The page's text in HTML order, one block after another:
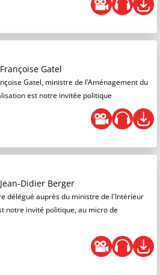
Gatel
Gatel, ministre de l’Aménagement du
est notre invitée politique
Didier Berger
délégué auprès du ministre de l'Intérieur
notre invité politique, au micro de